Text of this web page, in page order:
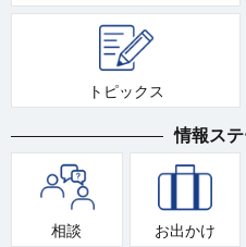
トピックス
情報ス
相談 お出かけ